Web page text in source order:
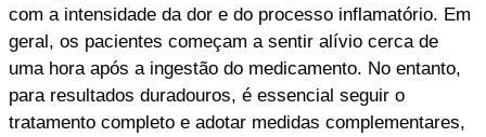
com a intensidade da dor e do processo inflamatório. Em
geral, os pacientes começam a sentir alívio cerca de
uma hora após a ingestão do medicamento. No entanto,
para resultados duradouros, é essencial seguir o
tratamento completo e adotar medidas complementares,